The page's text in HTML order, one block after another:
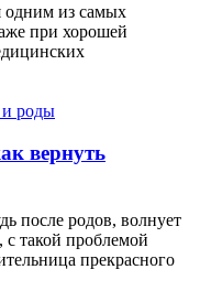
из самых
при хорошей
и роды
вернуть
после родов, волнует
такой проблемой
прекрасного